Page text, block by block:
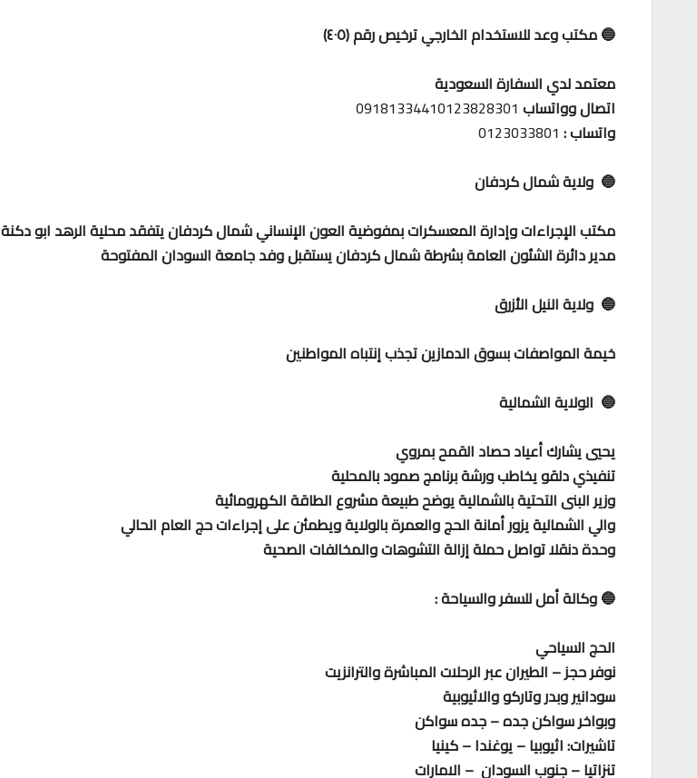
🔵 مكتب وعد للاستخدام الخارجي ترخيص رقم (٤٠٥)
معتمد لدي السفارة السعودية
اتصال وواتساب 09181334410123828301
واتساب : 0123033801
🔵 ولاية شمال كردفان
مكتب الإجراءات وإدارة المعسكرات بمفوضية العون الإنساني شمال كردفان يتفقد محلية الرهد ابو دكنة
مدير دائرة الشئون العامة بشرطة شمال كردفان يستقبل وفد جامعة السودان المفتوحة
🔵 ولاية النيل الأزرق
خيمة المواصفات بسوق الدمازين تجذب إنتباه المواطنين
🔵 الولاية الشمالية
يحيي يشارك أعياد حصاد القمح بمروي
تنفيذي دلقو يخاطب ورشة برنامج صمود بالمحلية
وزير البنى التحتية بالشمالية يوضح طبيعة مشروع الطاقة الكهرومائية
والي الشمالية يزور أمانة الحج والعمرة بالولاية ويطمئن على إجراءات حج العام الحالي
وحدة دنقلا تواصل حملة إزالة التشوهات والمخالفات الصحية
🔵 وكالة أمل للسفر والسياحة :
الحج السياحي
نوفر حجز – الطيران عبر الرحلات المباشرة والترانزيت
سودانير وبدر وتاركو والاثيوبية
وبواخر سواكن جده – جده سواكن
تاشيرات: اثيوبيا – يوغندا – كينيا
تنزاتيا – جنوب السودان – الامارات